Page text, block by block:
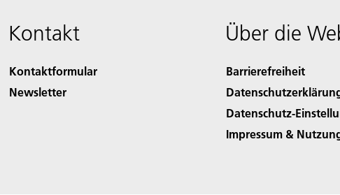
Kontakt
Kontaktformular
Newsletter
Über die
Barrierefreiheit
Datenschutz-
Impressum &